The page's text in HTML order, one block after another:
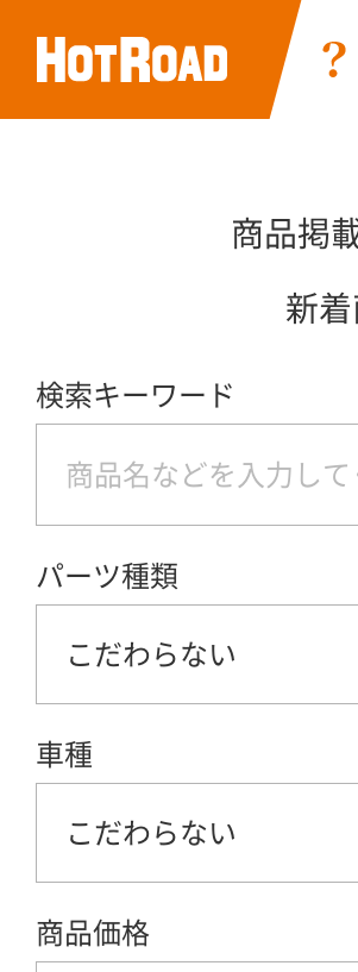
商品掲
新
検索キーワード
パーツ種類
こだわらない
車種
こだわらない
商品価格